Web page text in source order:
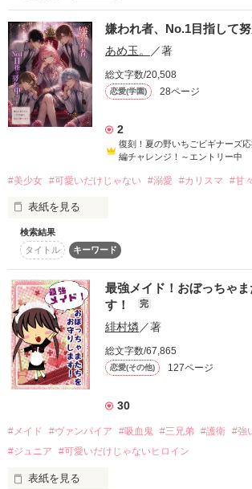
作品を読む
作品を読む
今日もほんとかっこよすぎる。
だけど――
「遥、その……可愛いって言われると照れる」
俺だけが知ってる、真っ赤な照れ顔。
みんなの前では王子様なのに、
俺の前ではちゃんと"彼女"になってくれる葵が
おしい。
俺は今日も、全力で好きになる。
✎____2026/7/20
作品を読む
※
本作は未成年の飲酒、喫煙や暴力描写がござ
助長するものではございません。
未成年の飲酒、喫煙は法律で禁止されています
朝日向　葵
『やっぴー!今日転校してきた。
朝日向葵ちゃんだよ〜♪ ヨロピク!』
「「「「「「「「「「……は?」」」」」」」
引きこもりのコミュ障美少女外の世界に出陣‼
嫌われ者、No.1目指して努
あめ玉。 ／著
総文字数/20,508
恋愛(学園) 28ページ
2
復刻！夏の野いちごビギナーズ
編チャレンジ！～エントリー中
#美少女 #可愛いだけじゃない #溺愛 #カリスマ #甘々
表紙を見る
「"嫌われ者"でも、この学園のNo.1になれる
げる。」
─如月 結音 (きさらぎ ゆの)
容姿や成績も申し分ない彼女だったが…
『"嫌われ者"』
生まれた時からそう呼ばれ続け、学園でもそ
音。
変わらず陰で生きる…
「この学園のNo.1を目指します！」
明るく奔放に生きることを決めた、圧倒的な
検索結果
タイトル
キーワード
最強メイド！おぼっちゃ
す！
完
緋村燐／著
総文字数/67,865
恋愛(その他) 127ページ
30
#メイド #ヴァンパイア #吸血鬼 #三兄弟 #護衛 #強
#ジュニア
#可愛いだけじゃないヒロイン
表紙を見る